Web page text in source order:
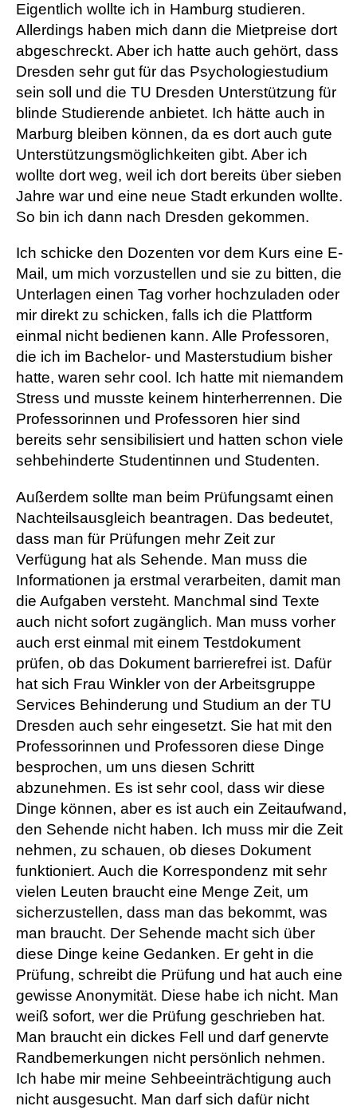
Eigentlich wollte ich in Hamburg studieren.
Allerdings haben mich dann die Mietpreise dort
abgeschreckt. Aber ich hatte auch gehört, dass
Dresden sehr gut für das Psychologiestudium
sein soll und die TU Dresden Unterstützung für
blinde Studierende anbietet. Ich hätte auch in
Marburg bleiben können, da es dort auch gute
Unterstützungsmöglichkeiten gibt. Aber ich
wollte dort weg, weil ich dort bereits über sieben
Jahre war und eine neue Stadt erkunden wollte.
So bin ich dann nach Dresden gekommen.
Ich schicke den Dozenten vor dem Kurs eine E-
Mail, um mich vorzustellen und sie zu bitten, die
Unterlagen einen Tag vorher hochzuladen oder
mir direkt zu schicken, falls ich die Plattform
einmal nicht bedienen kann. Alle Professoren,
die ich im Bachelor- und Masterstudium bisher
hatte, waren sehr cool. Ich hatte mit niemandem
Stress und musste keinem hinterherrennen. Die
Professorinnen und Professoren hier sind
bereits sehr sensibilisiert und hatten schon viele
sehbehinderte Studentinnen und Studenten.
Außerdem sollte man beim Prüfungsamt einen
Nachteilsausgleich beantragen. Das bedeutet,
dass man für Prüfungen mehr Zeit zur
Verfügung hat als Sehende. Man muss die
Informationen ja erstmal verarbeiten, damit man
die Aufgaben versteht. Manchmal sind Texte
auch nicht sofort zugänglich. Man muss vorher
auch erst einmal mit einem Testdokument
prüfen, ob das Dokument barrierefrei ist. Dafür
hat sich Frau Winkler von der Arbeitsgruppe
Services Behinderung und Studium an der TU
Dresden auch sehr eingesetzt. Sie hat mit den
Professorinnen und Professoren diese Dinge
besprochen, um uns diesen Schritt
abzunehmen. Es ist sehr cool, dass wir diese
Dinge können, aber es ist auch ein Zeitaufwand,
den Sehende nicht haben. Ich muss mir die Zeit
nehmen, zu schauen, ob dieses Dokument
funktioniert. Auch die Korrespondenz mit sehr
vielen Leuten braucht eine Menge Zeit, um
sicherzustellen, dass man das bekommt, was
man braucht. Der Sehende macht sich über
diese Dinge keine Gedanken. Er geht in die
Prüfung, schreibt die Prüfung und hat auch eine
gewisse Anonymität. Diese habe ich nicht. Man
weiß sofort, wer die Prüfung geschrieben hat.
Man braucht ein dickes Fell und darf genervte
Randbemerkungen nicht persönlich nehmen.
Ich habe mir meine Sehbeeinträchtigung auch
nicht ausgesucht. Man darf sich dafür nicht